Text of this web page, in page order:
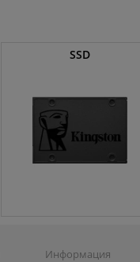
SSD
Информация